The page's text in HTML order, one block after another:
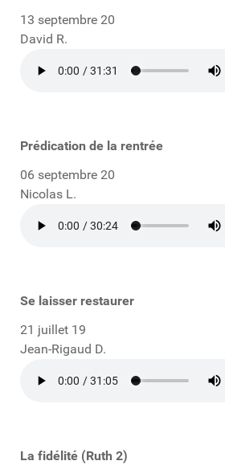
13 septembre 20
David R.
Prédication de la rentrée
06 septembre 20
Nicolas L.
Se laisser restaurer
21 juillet 19
Jean-Rigaud D.
La fidélité (Ruth 2)